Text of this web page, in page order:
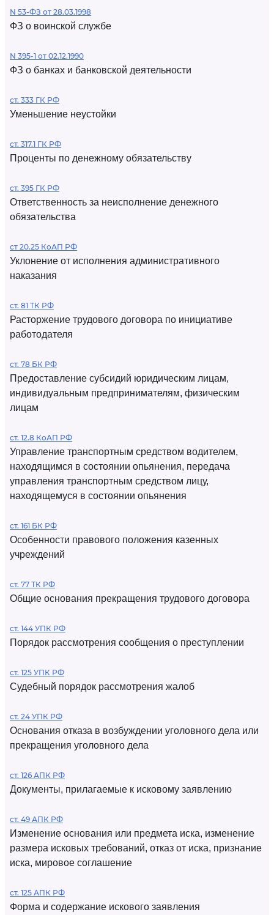
N 53-ФЗ от 28.03.1998
ФЗ о воинской службе
N 395-1 от 02.12.1990
ФЗ о банках и банковской деятельности
ст. 333 ГК РФ
Уменьшение неустойки
ст. 317.1 ГК РФ
Проценты по денежному обязательству
ст. 395 ГК РФ
Ответственность за неисполнение денежного
обязательства
ст 20.25 КоАП РФ
Уклонение от исполнения административного
наказания
ст. 81 ТК РФ
Расторжение трудового договора по инициативе
работодателя
ст. 78 БК РФ
Предоставление субсидий юридическим лицам,
индивидуальным предпринимателям, физическим
лицам
ст. 12.8 КоАП РФ
Управление транспортным средством водителем,
находящимся в состоянии опьянения, передача
управления транспортным средством лицу,
находящемуся в состоянии опьянения
ст. 161 БК РФ
Особенности правового положения казенных
учреждений
ст. 77 ТК РФ
Общие основания прекращения трудового договора
ст. 144 УПК РФ
Порядок рассмотрения сообщения о преступлении
ст. 125 УПК РФ
Судебный порядок рассмотрения жалоб
ст. 24 УПК РФ
Основания отказа в возбуждении уголовного дела или
прекращения уголовного дела
ст. 126 АПК РФ
Документы, прилагаемые к исковому заявлению
ст. 49 АПК РФ
Изменение основания или предмета иска, изменение
размера исковых требований, отказ от иска, признание
иска, мировое соглашение
ст. 125 АПК РФ
Форма и содержание искового заявления